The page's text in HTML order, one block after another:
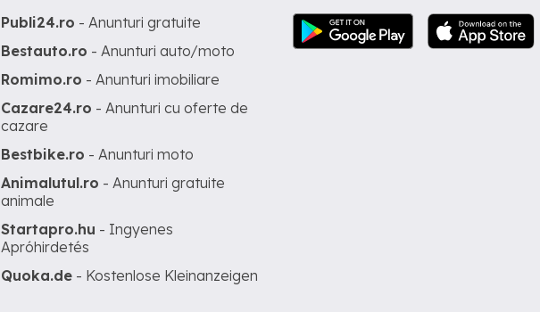
Publi24.ro - Anunturi gratuite
Bestauto.ro - Anunturi auto/moto
Romimo.ro - Anunturi imobiliare
Cazare24.ro - Anunturi cu oferte de
cazare
Bestbike.ro - Anunturi moto
Animalutul.ro - Anunturi gratuite
animale
Startapro.hu - Ingyenes
Apróhirdetés
Quoka.de - Kostenlose Kleinanzeigen